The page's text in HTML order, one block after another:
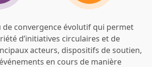
de convergence évolutif qui permet
d’initiatives circulaires et de
acteurs, dispositifs de soutien,
en cours de manière